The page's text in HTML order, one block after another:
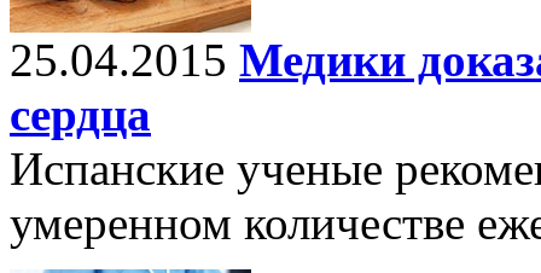
25.04.2015 Медики
сердца
Испанские ученые
умеренном количестве